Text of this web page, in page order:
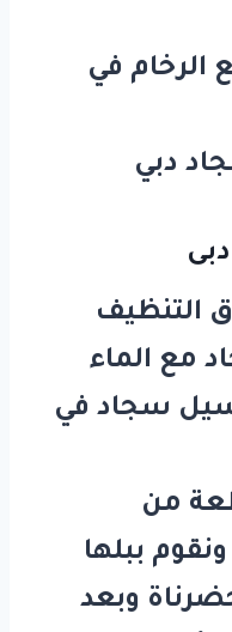
الرخام في
دبي
التنظيف
مع الماء
سجاد في
من
ببلها
وبعد